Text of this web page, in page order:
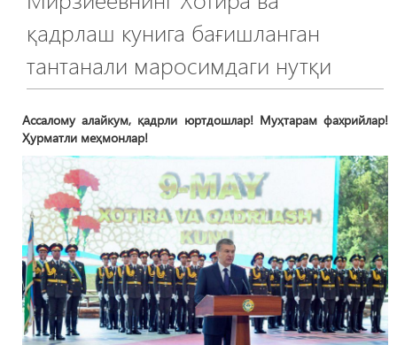
қадрлаш кунига бағишланган
тантанали маросимдаги нутқи
Ассалому алайкум, қадрли юртдошлар! Муҳтарам фахрийлар!
Ҳурматли меҳмонлар!